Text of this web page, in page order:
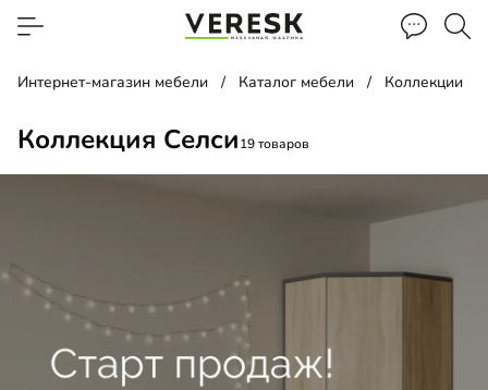
Интернет-магазин мебели Каталог мебели Коллекции
Коллекция Селси19 товаров